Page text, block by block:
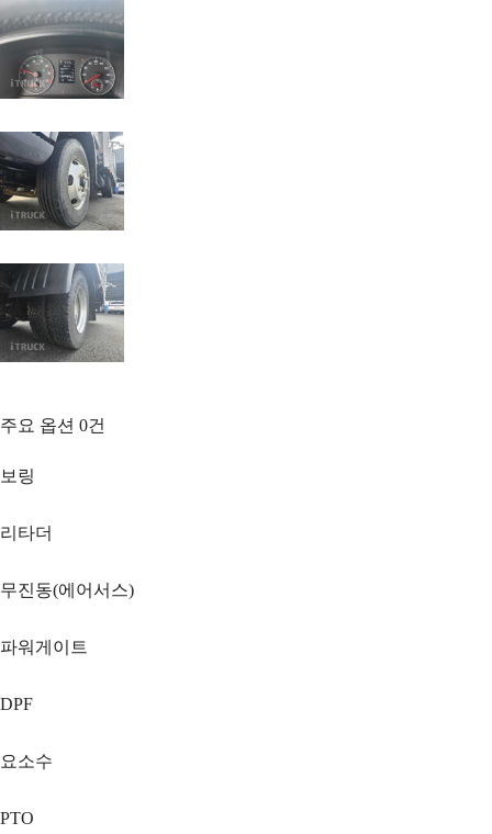
주요 옵션 0건
보링
리타더
무진동(에어서스)
파워게이트
DPF
요소수
PTO